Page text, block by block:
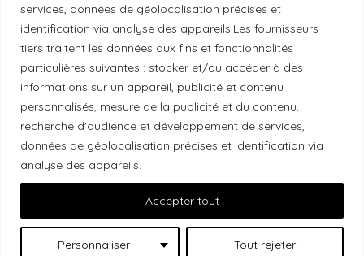
services, données de géolocalisation précises et
identification via analyse des appareils.Les fournisseurs
tiers traitent les données aux fins et fonctionnalités
particulières suivantes : stocker et/ou accéder à des
informations sur un appareil, publicité et contenu
personnalisés, mesure de la publicité et du contenu,
recherche d'audience et développement de services,
données de géolocalisation précises et identification via
analyse des appareils.
Personnaliser Tout rejeter
Accepter tout
Reconnaissance du territoire
Local Market, marque portée par la société Les
Chats Gourmets Ltd. tient à souligner que ses
installations, situées au 511 Lacolle Way (Ottawa-
Orléans), se trouvent sur le territoire traditionnel non
cédé du peuple algonquin anichinabé. Nous
autochtones qui sont les gardiens historiques et
actuels de ces terres.